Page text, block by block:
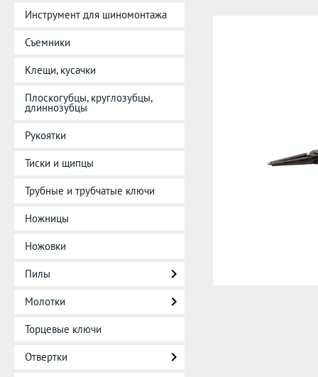
Инструмент для шиномонтажа
Съемники
Клещи, кусачки
Плоскогубцы, круглозубцы,
длиннозубцы
Рукоятки
Тиски и щипцы
Трубные и трубчатые ключи
Ножницы
Ножовки
Пилы
Молотки
Торцевые ключи
Отвертки